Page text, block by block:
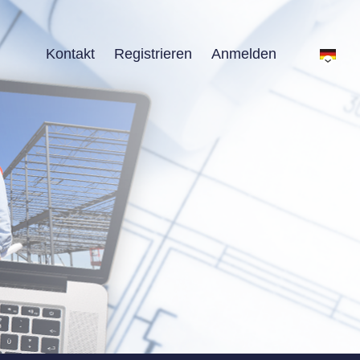
Kontakt Registrieren Anmelden